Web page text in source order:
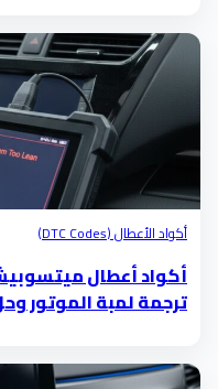
أكواد الأعطال (DTC Codes)
ترجمة لمبة الموتور